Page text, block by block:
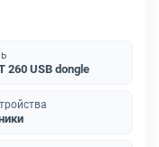
260 USB dongle